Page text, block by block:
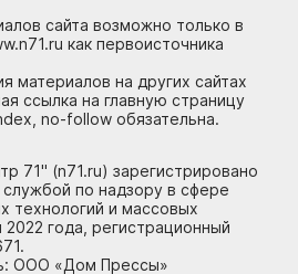
сайта возможно только в
как первоисточника
материалов на других сайтах
ссылка на главную страницу
no-follow обязательна.
71" (n71.ru) зарегистрировано
по надзору в сфере
технологий и массовых
года, регистрационный
ООО «Дом Прессы»